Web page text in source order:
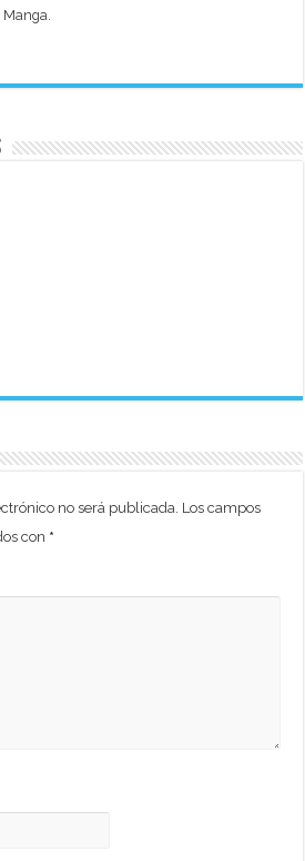
no será publicada. Los campos
con *